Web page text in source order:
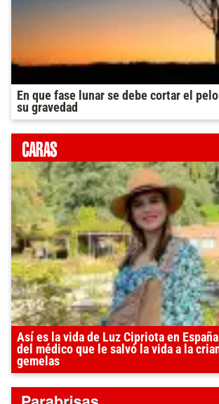
En que fase lunar se debe cortar el
su gravedad
Así es la vida de Luz Cipriota en
del médico que le salvó la vida a la
gemelas